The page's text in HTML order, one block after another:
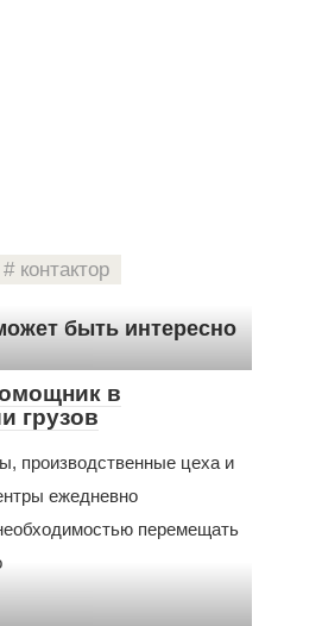
контактор
быть интересно
в
грузов
производственные цеха и
ежедневно
перемещать